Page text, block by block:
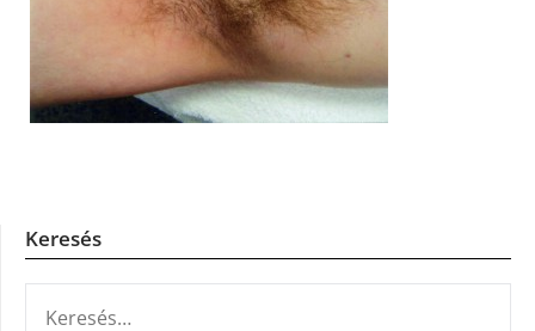
Keresés